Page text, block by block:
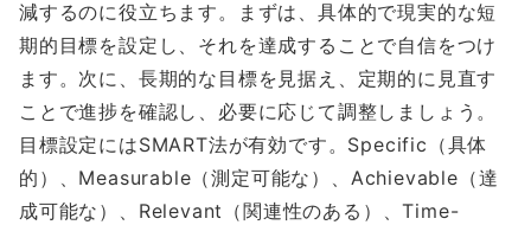
減するのに役立ちます。まずは、具体的で現実的な短
期的目標を設定し、それを達成することで自信をつけ
ます。次に、長期的な目標を見据え、定期的に見直す
ことで進捗を確認し、必要に応じて調整しましょう。
目標設定にはSMART法が有効です。Specific（具体
的）、Measurable（測定可能な）、Achievable（達
成可能な）、Relevant（関連性のある）、Time-